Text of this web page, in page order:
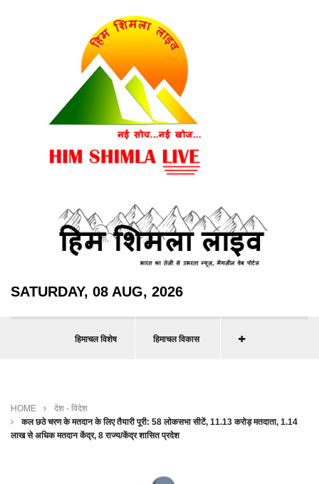
SATURDAY, 08 AUG, 2026
हिमाचल विशेष हिमाचल विकास
HOME
देश - विदेश
कल छठे चरण के मतदान के लिए तैयारी पूरी: 58 लोकसभा सीटें, 11.13 करोड़ मतदाता, 1.14
लाख से अधिक मतदान केंद्र, 8 राज्य/केंद्र शासित प्रदेश